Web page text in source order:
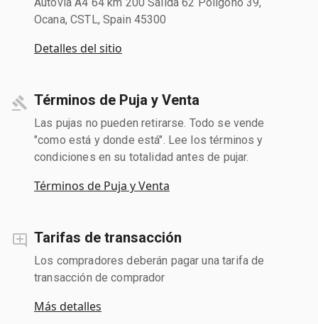
Ocana, CSTL, Spain 45300
Detalles del sitio
Términos de Puja y Venta
Las pujas no pueden retirarse. Todo se vende
"como está y donde está". Lee los términos y
condiciones en su totalidad antes de pujar.
Términos de Puja y Venta
Tarifas de transacción
Los compradores deberán pagar una tarifa de
transacción de comprador
Más detalles